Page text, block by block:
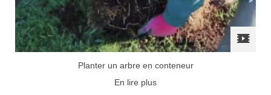
Planter un arbre en conteneur
En lire plus